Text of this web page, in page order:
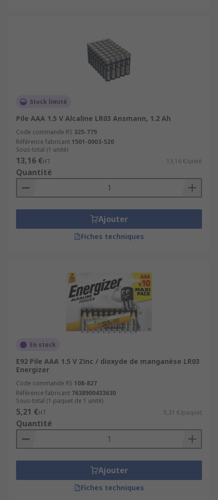
Stock limité
Pile AAA 1.5 V Alcaline LR03 Ansmann, 1.2 Ah
Code commande RS 325-779
Référence fabricant 1501-0003-520
Sous-total (1 unité)
13,16 €HT 13,16 €/unité
Quantité
Ajouter
Fiches techniques
En stock
E92 Pile AAA 1.5 V Zinc / dioxyde de manganèse LR03
Energizer
Code commande RS 108-827
Référence fabricant 7638900433630
Sous-total (1 paquet de 1 unité)
5,21 €HT 5,21 €/paquet
Quantité
Ajouter
Fiches techniques